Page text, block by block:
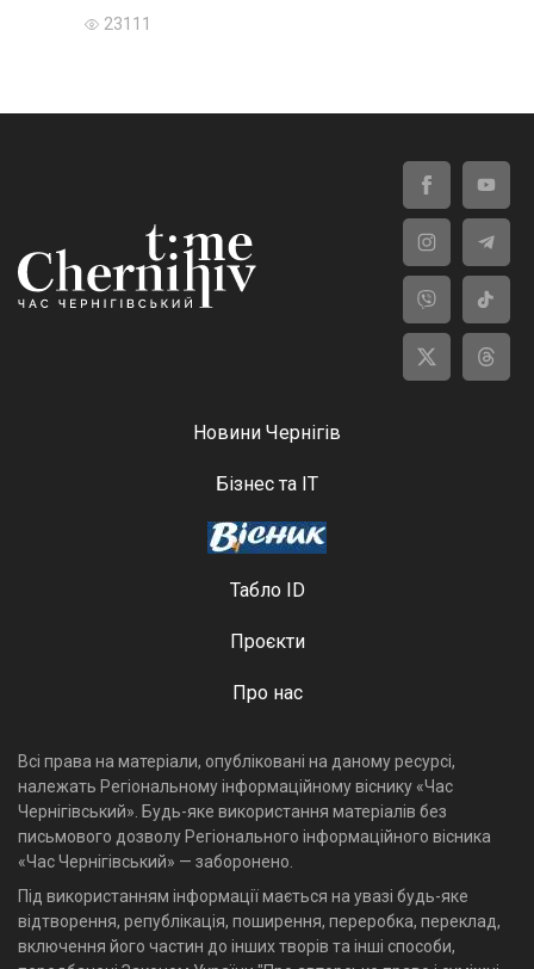
23111
Новини Чернігів
Бізнес та ІТ
Табло ID
Проєкти
Про нас
Всі права на матеріали, опубліковані на даному ресурсі,
належать Регіональному інформаційному віснику «Час
Чернігівський». Будь-яке використання матеріалів без
письмового дозволу Регіонального інформаційного вісника
«Час Чернігівський» — заборонено.
Під використанням інформації мається на увазі будь-яке
відтворення, републікація, поширення, переробка, переклад,
включення його частин до інших творів та інші способи,